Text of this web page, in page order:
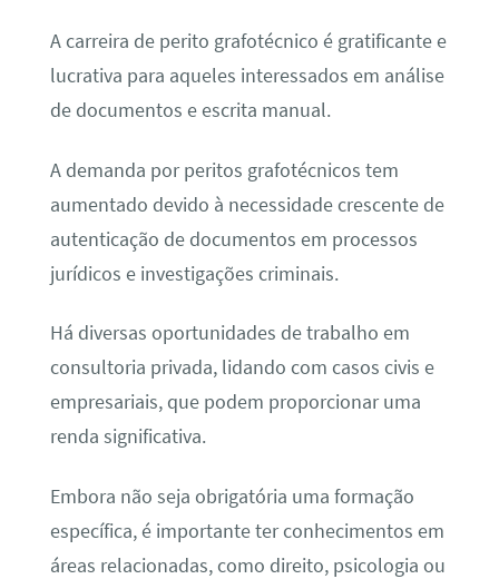
A carreira de perito grafotécnico é gratificante e
lucrativa para aqueles interessados em análise
de documentos e escrita manual.
A demanda por peritos grafotécnicos tem
aumentado devido à necessidade crescente de
autenticação de documentos em processos
jurídicos e investigações criminais.
Há diversas oportunidades de trabalho em
consultoria privada, lidando com casos civis e
empresariais, que podem proporcionar uma
renda significativa.
Embora não seja obrigatória uma formação
específica, é importante ter conhecimentos em
áreas relacionadas, como direito, psicologia ou